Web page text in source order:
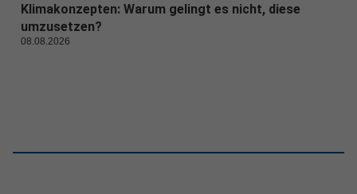
Klimakonzepten: Warum gelingt es nicht, diese
umzusetzen?
08.08.2026